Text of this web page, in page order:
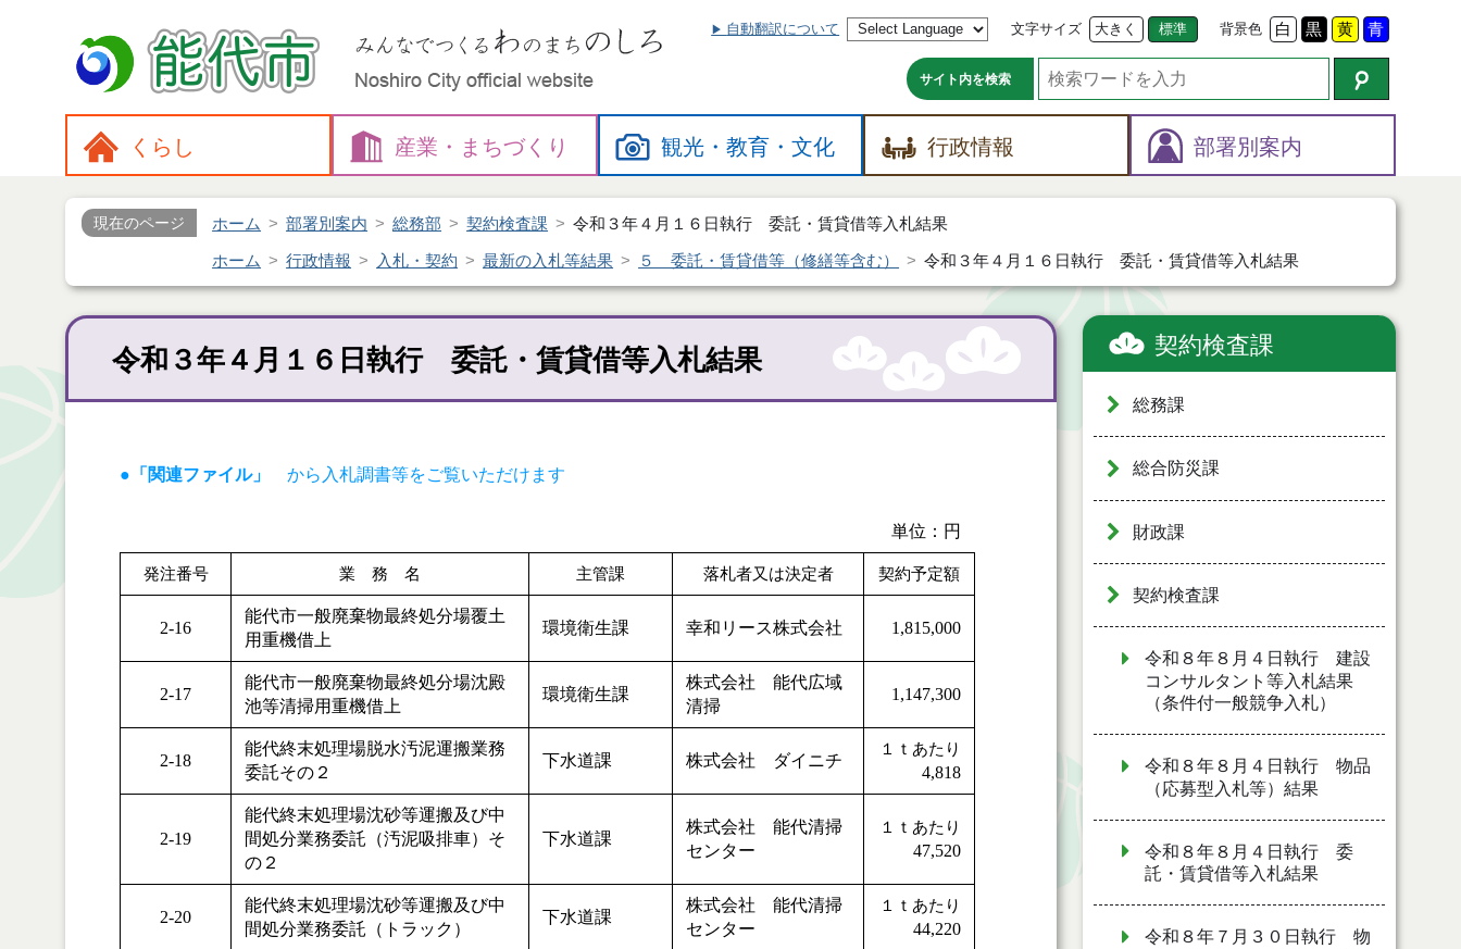
自動翻訳について 文字サイズ 大きく 標準 背景色 白 黒 黄 青
サイト内を検索
くらし 産業・ まちづくり 観光・教育・文化 行政情報 部署別案内
現在のページ ホーム 部署別案内 総務部 契約検査課 令和３年４月１６日執行 委託・賃貸借等入札結果
ホーム 行政情報 入札・契約 最新の入札等結果 ５ 委託・賃貸借等（修繕等含む） 令和３年４月１６日執行 委託・賃貸借等入札結果
令和３年４月１６日執行 委託・賃貸借等入札結果
●「関連ファイル」 から入札調書等をご覧いただけます
単位：円
発注番号 業 務 名 主管課 落札者又は決定者 契約予定額
2-16
能代市一般廃棄物最終処分場覆土
用重機借上
環境衛生課 幸和リース株式会社 1,815,000
2-17
能代市一般廃棄物最終処分場沈殿
池等清掃用重機借上
環境衛生課
株式会社 能代広域
清掃
1,147,300
2-18
能代終末処理場脱水汚泥運搬業務
委託その２
下水道課 株式会社 ダイニチ
１ｔあたり
4,818
2-19
能代終末処理場沈砂等運搬及び中
間処分業務委託（汚泥吸排車）そ
の２
下水道課
株式会社 能代清掃
センター
１ｔあたり
47,520
2-20
能代終末処理場沈砂等運搬及び中
間処分業務委託（トラック）
下水道課
株式会社 能代清掃
センター
１ｔあたり
44,220
契約検査課
総務課
総合防災課
財政課
契約検査課
令和８年８月４日執行 建設
コンサルタント等入札結果
（条件付一般競争入札）
令和８年８月４日執行 物品
（応募型入札等）結果
令和８年８月４日執行 委
託・賃貸借等入札結果
令和８年７月３０日執行 物